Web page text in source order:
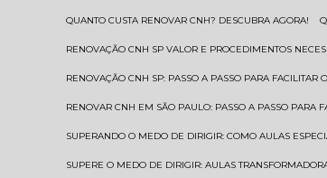
QUANTO CUSTA RENOVAR CNH? DESCUBRA AGORA!
RENOVAÇÃO CNH SP VALOR E PROCEDIMENTOS
RENOVAÇÃO CNH SP: PASSO A PASSO PARA FACILITAR
RENOVAR CNH EM SÃO PAULO: PASSO A PASSO PARA
SUPERANDO O MEDO DE DIRIGIR: COMO AULAS
SUPERE O MEDO DE DIRIGIR: AULAS